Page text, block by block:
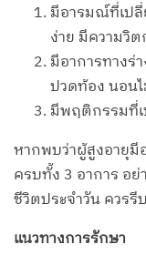
มีอารมณ์ที่เปลี่
ง่าย มีความวิ
มีอาการทางร่
ปวดท้อง นอน
มีพฤติกรรมที่เ
หากพบว่าผู้สูงอายุมี
ครบทั้ง 3 อาการ อ
ชีวิตประจำวัน ควร
แนวทางการรักษา